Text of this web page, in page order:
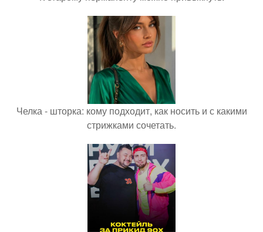
Челка - шторка: кому подходит, как носить и с какими
стрижками сочетать.